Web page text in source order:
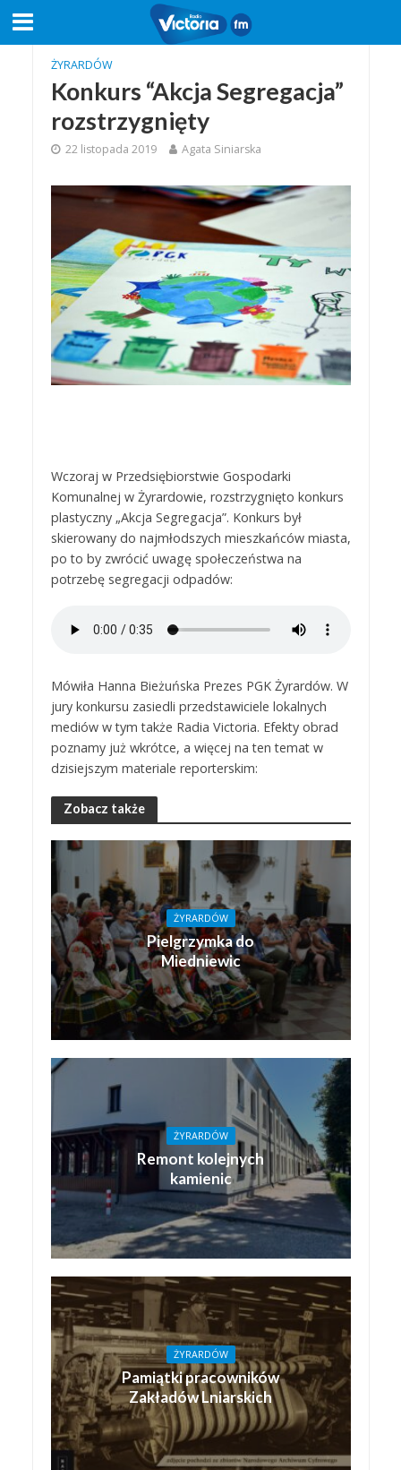
ŻYRARDÓW
Konkurs “Akcja Segregacja”
rozstrzygnięty
22 listopada 2019 Agata Siniarska
Wczoraj w Przedsiębiorstwie Gospodarki
Komunalnej w Żyrardowie, rozstrzygnięto konkurs
plastyczny „Akcja Segregacja”. Konkurs był
skierowany do najmłodszych mieszkańców miasta,
po to by zwrócić uwagę społeczeństwa na
potrzebę segregacji odpadów:
Mówiła Hanna Bieżuńska Prezes PGK Żyrardów. W
jury konkursu zasiedli przedstawiciele lokalnych
mediów w tym także Radia Victoria. Efekty obrad
poznamy już wkrótce, a więcej na ten temat w
dzisiejszym materiale reporterskim:
Zobacz także
ŻYRARDÓW
Pielgrzymka do
Miedniewic
ŻYRARDÓW
Remont kolejnych
kamienic
ŻYRARDÓW
Pamiątki pracowników
Zakładów Lniarskich